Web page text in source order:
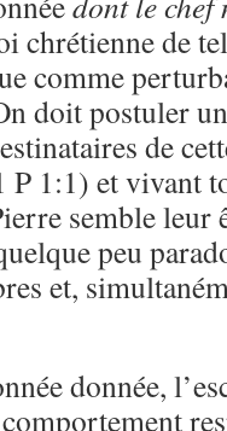
chrétienne de
comme
doit postuler
de
1:1) et vivant
semble leur
peu
et,
donnée,